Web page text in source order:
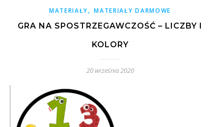
MATERIAŁY,MATERIAŁY DARMOWE
GRA NA SPOSTRZEGAWCZOŚĆ – LICZBY I
KOLORY
20 września 2020